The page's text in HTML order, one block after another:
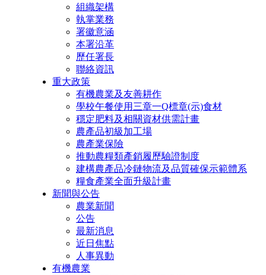
組織架構
執掌業務
署徽意涵
本署沿革
歷任署長
聯絡資訊
重大政策
有機農業及友善耕作
學校午餐使用三章一Q標章(示)食材
穩定肥料及相關資材供需計畫
農產品初級加工場
農產業保險
推動農糧類產銷履歷驗證制度
建構農產品冷鏈物流及品質確保示範體系
糧食產業全面升級計畫
新聞與公告
農業新聞
公告
最新消息
近日焦點
人事異動
有機農業